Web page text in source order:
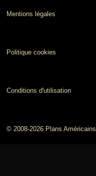
Mentions légales
Politique cookies
Conditions d'utilisation
© 2008-2026 Plans Américains